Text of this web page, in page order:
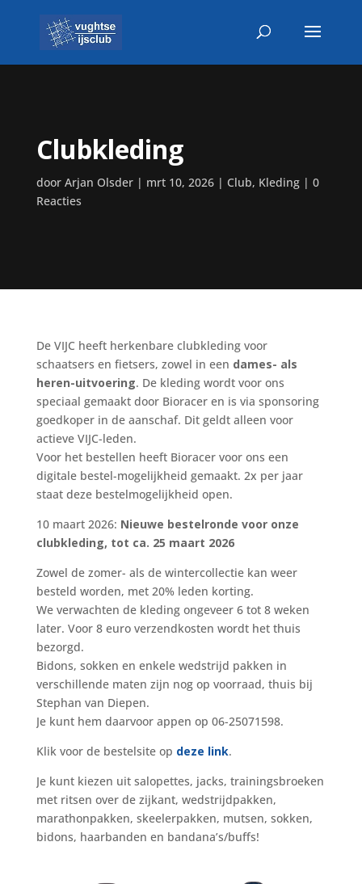
Clubkleding
door Arjan Olsder| mrt 10, 2026| Club, Kleding| 0
Reacties
De VIJC heeft herkenbare clubkleding voor
schaatsers en fietsers, zowel in een dames- als
heren-uitvoering. De kleding wordt voor ons
speciaal gemaakt door Bioracer en is via sponsoring
goedkoper in de aanschaf. Dit geldt alleen voor
actieve VIJC-leden.
Voor het bestellen heeft Bioracer voor ons een
digitale bestel-mogelijkheid gemaakt. 2x per jaar
staat deze bestelmogelijkheid open.
10 maart 2026: Nieuwe bestelronde voor onze
clubkleding, tot ca. 25 maart 2026
Zowel de zomer- als de wintercollectie kan weer
besteld worden, met 20% leden korting.
We verwachten de kleding ongeveer 6 tot 8 weken
later. Voor 8 euro verzendkosten wordt het thuis
bezorgd.
Bidons, sokken en enkele wedstrijd pakken in
verschillende maten zijn nog op voorraad, thuis bij
Stephan van Diepen.
Je kunt hem daarvoor appen op 06-25071598.
Klik voor de bestelsite op deze link.
Je kunt kiezen uit salopettes, jacks, trainingsbroeken
met ritsen over de zijkant, wedstrijdpakken,
marathonpakken, skeelerpakken, mutsen, sokken,
bidons, haarbanden en bandana’s/buffs!